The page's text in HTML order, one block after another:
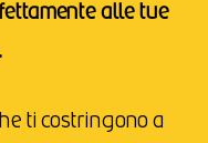
alle tue
ti costringono a